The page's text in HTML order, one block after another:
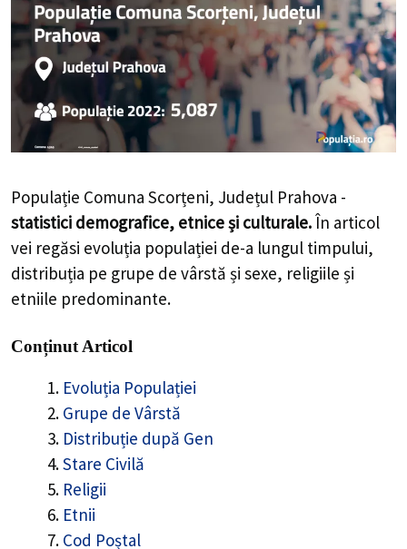
Populație Comuna Scorțeni, Județul Prahova -
statistici demografice, etnice și culturale.În articol
vei regăsi evoluția populației de-a lungul timpului,
distribuția pe grupe de vârstă și sexe, religiile și
etniile predominante.
Conținut Articol
Evoluția Populației
Grupe de Vârstă
Distribuție după Gen
Stare Civilă
Religii
Etnii
Cod Poștal